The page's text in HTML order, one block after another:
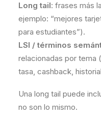
Long tail: frases más
ejemplo: “mejores
para estudiantes”).
LSI / términos
relacionadas por tema
tasa, cashback,
Una long tail puede
no son lo mismo.